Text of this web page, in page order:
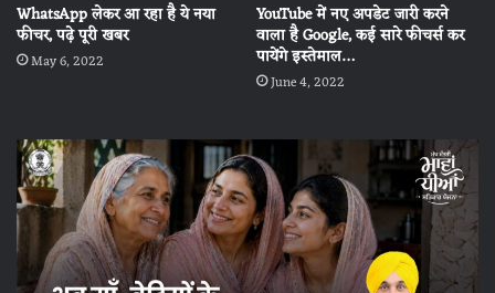
WhatsApp लेकर आ रहा है ये नया
फीचर, पढ़े पूरी खबर
May 6, 2022
YouTube में नए अपडेट जारी करने
वाला है Google, कई सारे फीचर्स कर
पायेंगे इस्तेमाल…
June 4, 2022